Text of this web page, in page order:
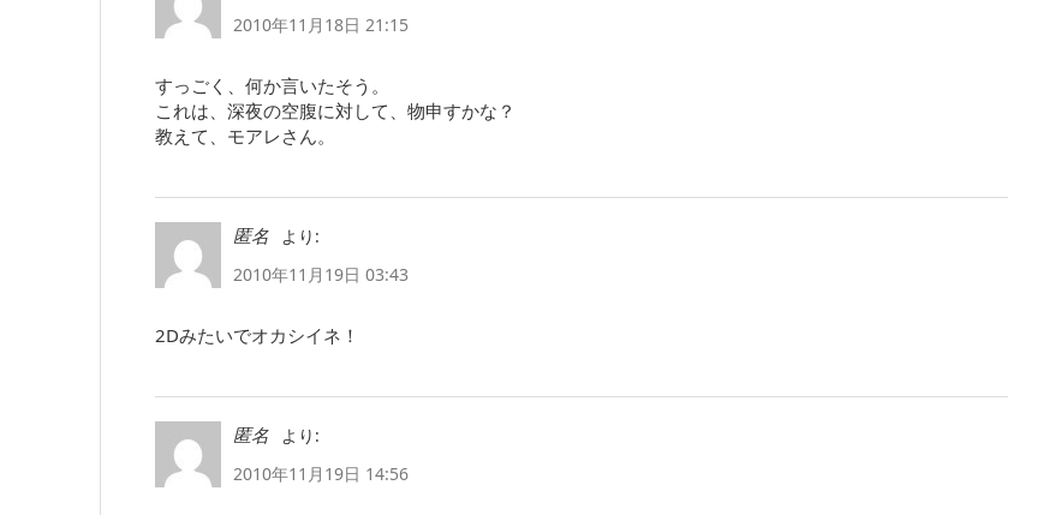
2010年11月18日 21:15
すっごく、何か言いたそう。
これは、深夜の空腹に対して、物申すかな？
教えて、モアレさん。
匿名
より:
2010年11月19日 03:43
2Dみたいでオカシイネ！
匿名
より:
2010年11月19日 14:56